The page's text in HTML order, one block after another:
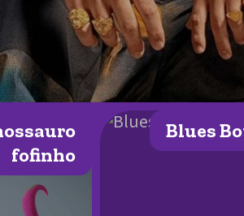
fofinho
Blues